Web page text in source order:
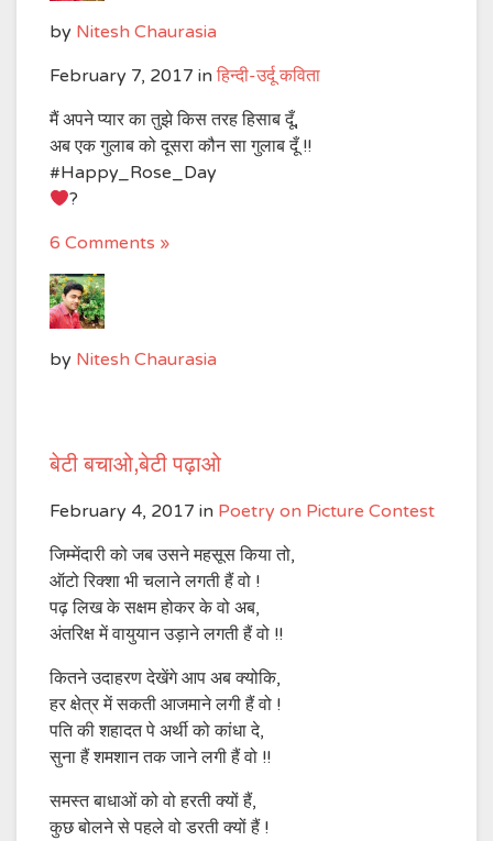
by Nitesh Chaurasia
February 7, 2017 in हिन्दी-उर्दू कविता
मैं अपने प्यार का तुझे किस तरह हिसाब दूँ,
अब एक गुलाब को दूसरा कौन सा गुलाब दूँ !!
#Happy_Rose_Day
?
6 Comments »
by Nitesh Chaurasia
बेटी बचाओ,बेटी पढ़ाओ
February 4, 2017 in Poetry on Picture Contest
जिम्मेंदारी को जब उसने महसूस किया तो,
ऑटो रिक्शा भी चलाने लगती हैं वो !
पढ़ लिख के सक्षम होकर के वो अब,
अंतरिक्ष में वायुयान उड़ाने लगती हैं वो !!
कितने उदाहरण देखेंगे आप अब क्योकि,
हर क्षेत्र में सकती आजमाने लगी हैं वो !
पति की शहादत पे अर्थी को कांधा दे,
सुना हैं शमशान तक जाने लगी हैं वो !!
समस्त बाधाओं को वो हरती क्यों हैं,
कुछ बोलने से पहले वो डरती क्यों हैं !